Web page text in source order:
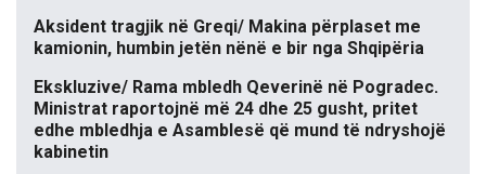
Aksident tragjik në Greqi/ Makina përplaset me
kamionin, humbin jetën nënë e bir nga Shqipëria
Ekskluzive/ Rama mbledh Qeverinë në Pogradec.
Ministrat raportojnë më 24 dhe 25 gusht, pritet
edhe mbledhja e Asamblesë që mund të ndryshojë
kabinetin